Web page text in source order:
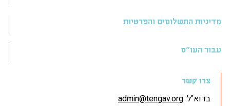
מדיניות התשלומים והפרטיות
עבור העו״ס
צרו קשר
בדוא"ל:admin@tengav.org